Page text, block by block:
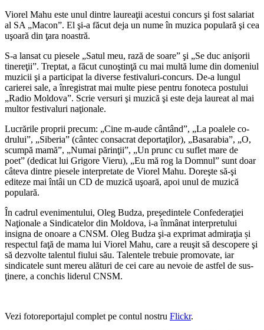
Viorel Mahu este unul dintre laureaţii acestui concurs şi fost sa­lariat
al SA „Macon”. El şi-a făcut deja un nume în muzica populară şi cea
uşoară din ţara noastră.
S-a lansat cu piesele „Satul meu, rază de soare” şi „Se duc anişorii
ti­nereţii”. Treptat, a făcut cunoştinţă cu mai multă lume din domeniul
muzicii şi a participat la diverse festivaluri-concurs. De-a lungul
carierei sale, a înregistrat mai mul­te piese pentru fonoteca postului
„Radio Moldova”. Scrie versuri şi muzică şi este deja laureat al mai
multor festivaluri naţionale.
Lucrările proprii precum: „Cine m-aude cântând”, „La poalele co­
drului”, „Siberia” (cântec consa­crat deportaţilor), „Basarabia”, „O,
scumpă mamă”, „Numai părinţii”, „Un prunc cu suflet mare de
poet” (dedicat lui Grigore Vieru), „Eu mă rog la Domnul” sunt doar
câteva dintre piesele interpretate de Vi­orel Mahu. Doreşte să-şi
editeze mai întâi un CD de muzică uşoară, apoi unul de muzică
populară.
În cadrul evenimentului, Oleg Budza, preşedintele Confederaţiei
Naţionale a Sindicatelor din Mol­dova, i-a înmânat interpretului
insigna de onoare a CNSM. Oleg Budza şi-a exprimat admiraţia și
respectul faţă de mama lui Viorel Mahu, care a reuşit să descopere şi
să dezvolte talentul fiului său. Talentele trebuie promovate, iar
sindicatele sunt mereu alături de cei care au nevoie de astfel de sus­
ţinere, a conchis liderul CNSM.
Vezi fotoreportajul complet pe contul nostru Flickr.